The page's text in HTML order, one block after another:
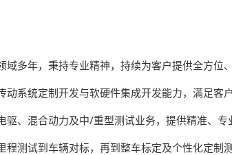
域多年，秉持专业精神，持续为客户提供全方位
动系统定制开发与软硬件集成开发能力，满足客
驱、混合动力及中/重型测试业务，提供精准、专
程测试到车辆对标，再到整车标定及个性化定制